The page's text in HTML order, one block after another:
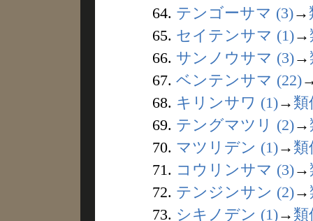
64. テンゴーサマ (3)→
65. セイテンサマ (1)→
66. サンノウサマ (3)→
67. ベンテンサマ (22)
68. キリンサワ (1)→ 類
69. テングマツリ (2)→
70. マツリデン (1)→ 類
71. コウリンサマ (3)→
72. テンジンサン (2)→
73. シキノデン (1)→ 類